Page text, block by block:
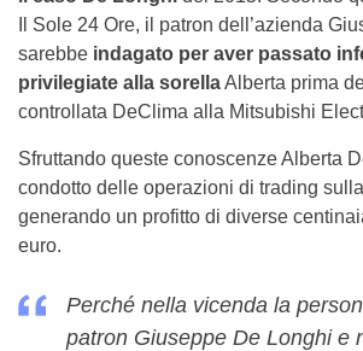
Il Sole 24 Ore, il patron dell’azienda
sarebbe indagato per aver passato
privilegiate alla sorellaAlberta prima
controllata DeClima alla Mitsubishi
Sfruttando queste conoscenze Alberta
condotto delle operazioni di trading
generando un profitto di diverse
euro.
Perché nella vicenda la
patron Giuseppe De Longhi e